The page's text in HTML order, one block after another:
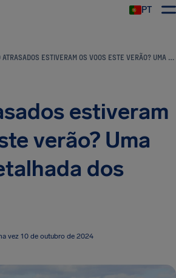
PT
QUÃO ATRASADOS ESTIVERAM OS VOOS ESTE VERÃO? UMA ANÁLISE DETALHADA DOS NÚMEROS
estiveram
verão? Uma
dos
vez 10 de outubro de 2024